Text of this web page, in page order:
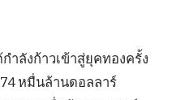
ำลังก้าวเข้าสู่ยุคทองครั้ง
หมื่นล้านดอลลาร์